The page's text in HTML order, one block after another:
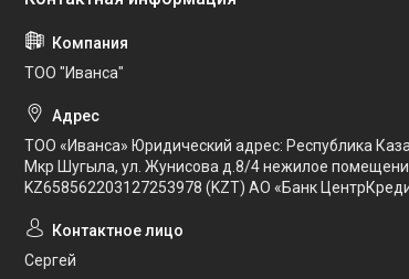
ТОО "Иванса"
ТОО «Иванса» Юридический адрес: Республика
Мкр Шугыла, ул. Жунисова д.8/4 нежилое
KZ658562203127253978 (KZT) АО «Банк
Сергей